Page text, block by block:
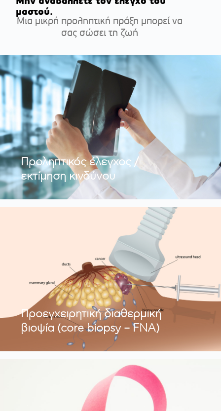
μαστού.
Μια μικρή προληπτική πράξη μπορεί να
σας σώσει τη ζωή
Προληπτικός έλεγχος /
εκτίμηση κινδύνου
Προεγχειρητική διαθερμική
βιοψία (core biopsy – FNA)